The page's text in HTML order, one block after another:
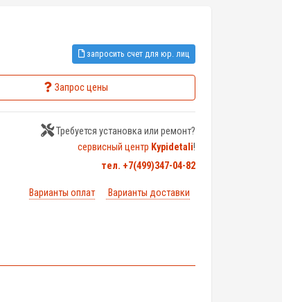
запросить счет для юр. лиц
Запрос цены
Требуется установка или ремонт?
сервисный центр Kypidetali!
тел. +7(499)347-04-82
Варианты оплат Варианты доставки